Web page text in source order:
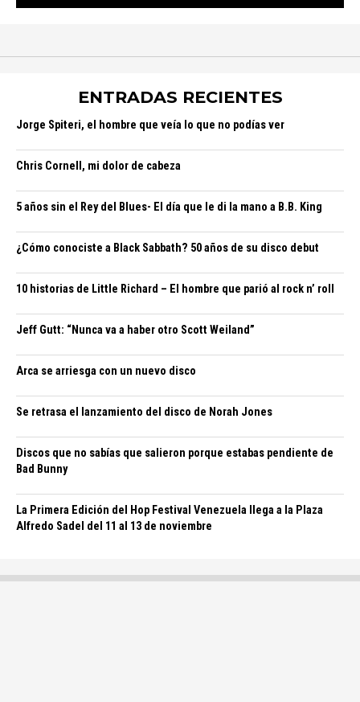
ENTRADAS RECIENTES
Jorge Spiteri, el hombre que veía lo que no podías ver
Chris Cornell, mi dolor de cabeza
5 años sin el Rey del Blues- El día que le di la mano a B.B. King
¿Cómo conociste a Black Sabbath? 50 años de su disco debut
10 historias de Little Richard – El hombre que parió al rock n’ roll
Jeff Gutt: “Nunca va a haber otro Scott Weiland”
Arca se arriesga con un nuevo disco
Se retrasa el lanzamiento del disco de Norah Jones
Discos que no sabías que salieron porque estabas pendiente de
Bad Bunny
La Primera Edición del Hop Festival Venezuela llega a la Plaza
Alfredo Sadel del 11 al 13 de noviembre